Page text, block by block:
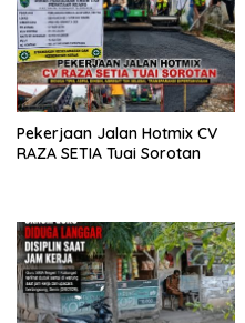
Pekerjaan Jalan Hotmix CV
RAZA SETIA Tuai Sorotan